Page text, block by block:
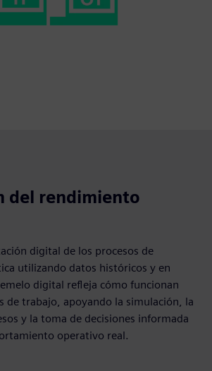
del rendimiento
digital de los procesos de
utilizando datos históricos y en
digital refleja cómo funcionan
de trabajo, apoyando la simulación, la
y la toma de decisiones informada
operativo real.